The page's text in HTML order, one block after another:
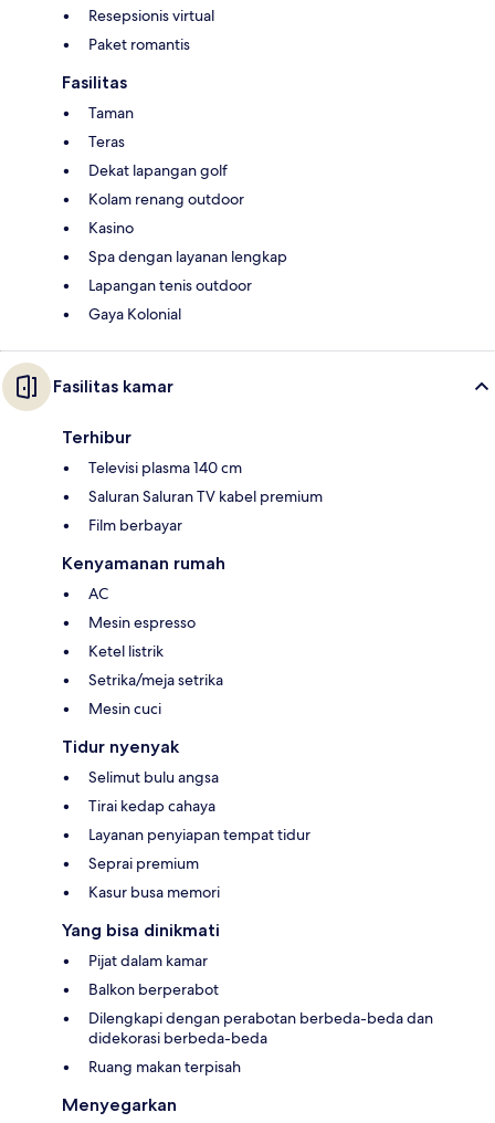
Resepsionis virtual
Paket romantis
Fasilitas
Taman
Teras
Dekat lapangan golf
Kolam renang outdoor
Kasino
Spa dengan layanan lengkap
Lapangan tenis outdoor
Gaya Kolonial
Fasilitas kamar
Terhibur
Televisi plasma 140 cm
Saluran Saluran TV kabel premium
Film berbayar
Kenyamanan rumah
AC
Mesin espresso
Ketel listrik
Setrika/meja setrika
Mesin cuci
Tidur nyenyak
Selimut bulu angsa
Tirai kedap cahaya
Layanan penyiapan tempat tidur
Seprai premium
Kasur busa memori
Yang bisa dinikmati
Pijat dalam kamar
Balkon berperabot
Dilengkapi dengan perabotan berbeda-beda dan
didekorasi berbeda-beda
Ruang makan terpisah
Menyegarkan